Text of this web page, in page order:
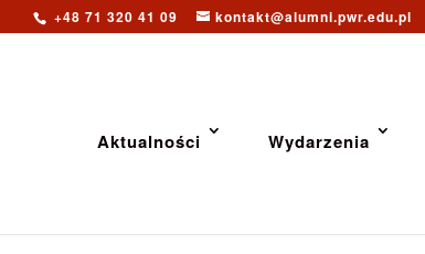
+48 71 320 41 09 kontakt@alumni.pwr.edu.pl
Aktualności Wydarzenia